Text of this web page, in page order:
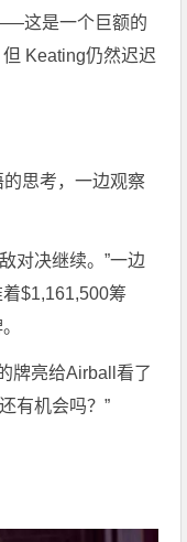
这是一个巨额的
Keating仍然迟迟
的思考，一边观察
对决继续。”一边
$1,161,500筹
牌亮给Airball看了
有机会吗？”